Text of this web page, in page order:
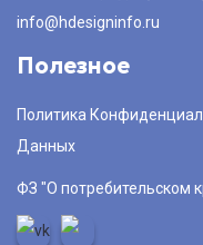
info@hdesigninfo.ru
Полезное
Политика
Данных
ФЗ "О потребительском